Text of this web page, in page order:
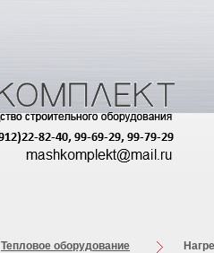
Тепловое оборудование